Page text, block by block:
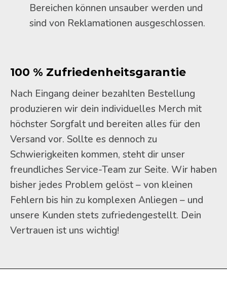
Bereichen können unsauber werden und
sind von Reklamationen ausgeschlossen.
100 % Zufriedenheitsgarantie
Nach Eingang deiner bezahlten Bestellung
produzieren wir dein individuelles Merch mit
höchster Sorgfalt und bereiten alles für den
Versand vor. Sollte es dennoch zu
Schwierigkeiten kommen, steht dir unser
freundliches Service-Team zur Seite. Wir haben
bisher jedes Problem gelöst – von kleinen
Fehlern bis hin zu komplexen Anliegen – und
unsere Kunden stets zufriedengestellt. Dein
Vertrauen ist uns wichtig!